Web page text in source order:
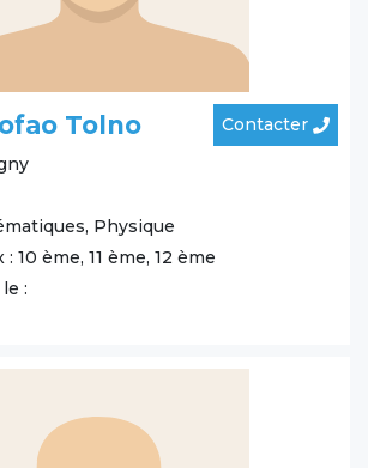
Tolno
Contacter
Physique
10 ème, 11 ème, 12 ème
: